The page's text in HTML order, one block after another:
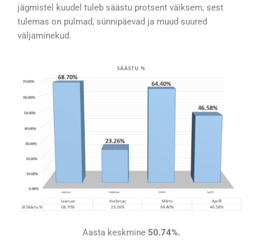
jägmistel kuudel tuleb säästu protsent väiksem, sest
tulemas on pulmad, sünnipäevad ja muud suured
väljaminekud.
Aasta keskmine 50.74%.